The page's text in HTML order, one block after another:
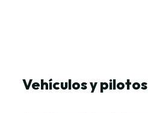
Vehículos y pilotos